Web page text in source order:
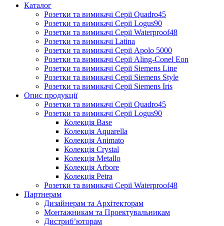
Каталог
Розетки та вимикачі Серії Quadro45
Розетки та вимикачі Серії Logus90
Розетки та вимикачі Серії Waterproof48
Розетки та вимикачі Latina
Розетки та вимикачі Серії Apolo 5000
Розетки та вимикачі Серії Aling-Conel Eon
Розетки та вимикачі Серії Siemens Line
Розетки та вимикачі Серії Siemens Style
Розетки та вимикачі Серії Siemens Iris
Опис продукції
Розетки та вимикачі Серії Quadro45
Розетки та вимикачі Серії Logus90
Колекція Base
Колекція Aquarella
Колекція Animato
Колекція Crystal
Колекція Metallo
Колекція Arbore
Колекція Petra
Розетки та вимикачі Серії Waterproof48
Партнерам
Дизайнерам та Архітекторам
Монтажникам та Проектувальникам
Дистриб’юторам